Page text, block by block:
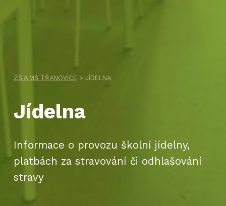
ZŠ A MŠ TŘANOVICE > JÍDELNA
Jídelna
Informace o provozu školní jídelny,
platbách za stravování či odhlašování
stravy